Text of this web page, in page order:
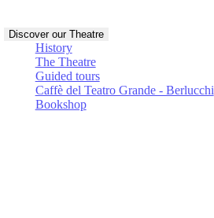
Discover our Theatre
History
The Theatre
Guided tours
Caffè del Teatro Grande - Berlucchi
Bookshop